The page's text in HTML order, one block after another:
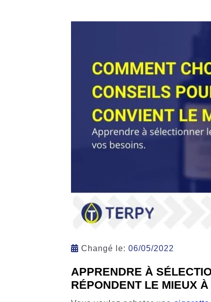
Changé le: 06/05/2022
APPRENDRE À
RÉPONDENT LE MIEUX